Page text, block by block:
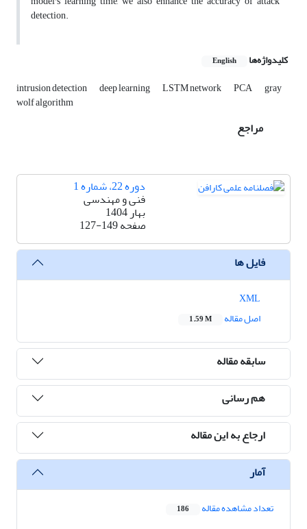
detection.
کلیدواژه‌ها English
intrusion detection deep learning LSTM network PCA gray
wolf algorithm
مراجع
دوره 22، شماره 1
فنی و مهندسی
بهار 1404
صفحه127-149
فایل ها
اصل مقاله
1.59 M
سابقه مقاله
هم رسانی
ارجاع به این مقاله
آمار
تعداد مشاهده مقاله 186